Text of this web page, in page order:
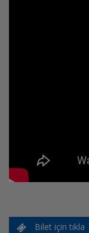
Bilet için tıkla